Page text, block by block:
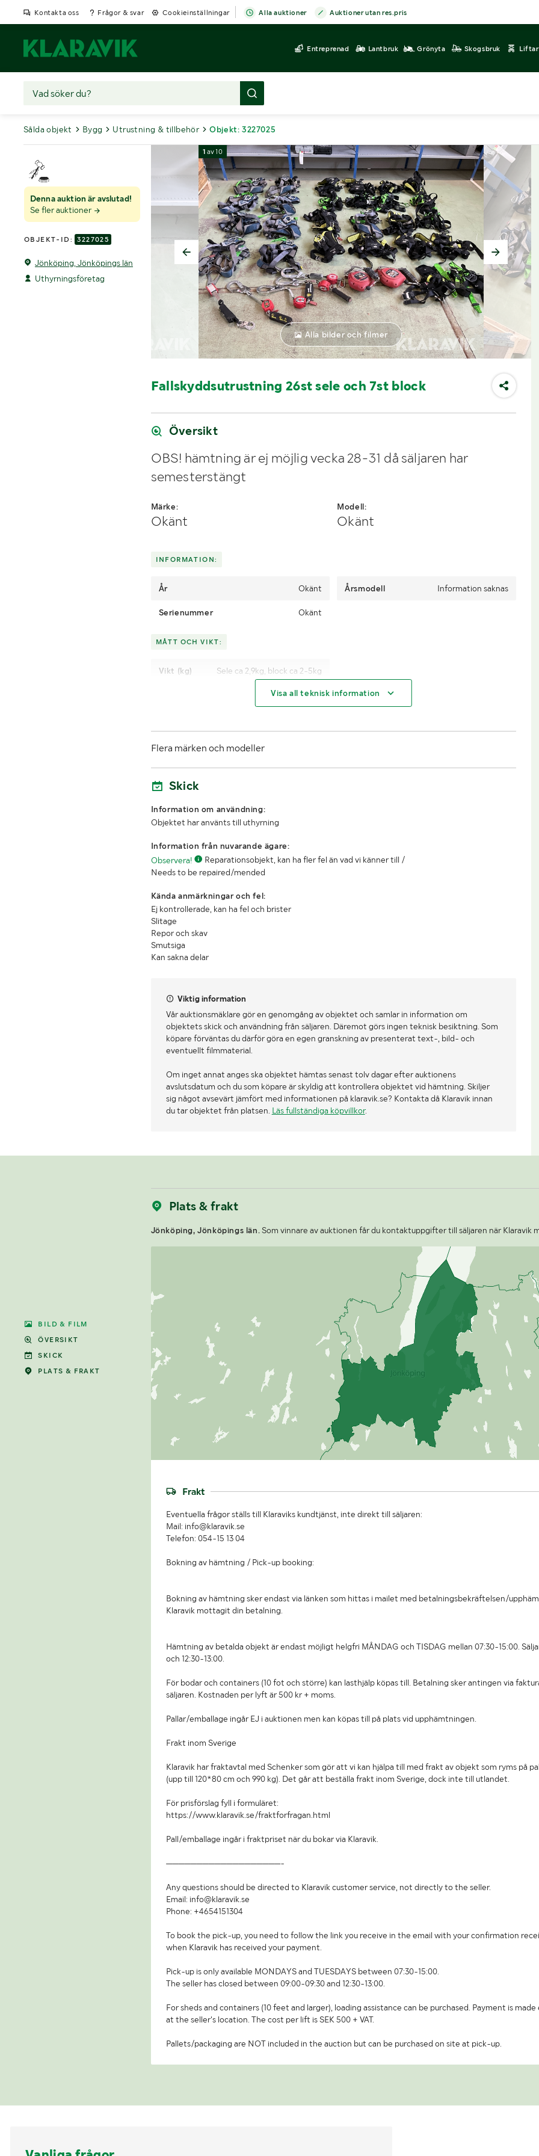
Kontakta oss Frågor & svar Cookieinställningar Alla auktioner Auktioner utan res.pris
Entreprenad Lantbruk Grönyta Skogsbruk Liftar
Sålda objekt Bygg Utrustning & tillbehör Objekt: 3227025
Denna auktion är avslutad!
Se fler auktioner
OBJEKT-ID: 3227025
Jönköping, Jönköpings län
Uthyrningsföretag
BILD & FILM
ÖVERSIKT
SKICK
PLATS & FRAKT
1 av10
Alla bilder och filmer
Fallskyddsutrustning 26st sele och 7st block
Översikt
OBS! hämtning är ej möjlig vecka 28-31 då säljaren har
semesterstängt
Märke:
Okänt
Modell:
Okänt
INFORMATION:
År Okänt Årsmodell Information saknas
Serienummer Okänt
MÅTT OCH VIKT:
Vikt (kg) Sele ca 2,9kg, block ca 2-5kg
Lasthjälp med Lastmaskin
Visa all teknisk information
Flera märken och modeller
Skick
Information om användning:
Objektet har använts till uthyrning
Information från nuvarande ägare:
Observera!
Reparationsobjekt, kan ha fler fel än vad vi känner till /
Needs to be repaired/mended
Kända anmärkningar och fel:
Ej kontrollerade, kan ha fel och brister
Slitage
Repor och skav
Smutsiga
Kan sakna delar
Viktig information
Vår auktionsmäklare gör en genomgång av objektet och samlar in information om
objektets skick och användning från säljaren. Däremot görs ingen teknisk besiktning. Som
köpare förväntas du därför göra en egen granskning av presenterat text-, bild- och
eventuellt filmmaterial.
Om inget annat anges ska objektet hämtas senast tolv dagar efter auktionens
avslutsdatum och du som köpare är skyldig att kontrollera objektet vid hämtning. Skiljer
sig något avsevärt jämfört med informationen på klaravik.se? Kontakta då Klaravik innan
du tar objektet från platsen. Läs fullständiga köpvillkor.
Plats & frakt
Jönköping, Jönköpings län. Som vinnare av auktionen får du kontaktuppgifter till säljaren när Klaravik
Frakt
Eventuella frågor ställs till Klaraviks kundtjänst, inte direkt till säljaren:
Mail: info@klaravik.se
Telefon: 054-15 13 04
Bokning av hämtning / Pick-up booking:
Bokning av hämtning sker endast via länken som hittas i mailet med betalningsbekräftelsen/
Klaravik mottagit din betalning.
Hämtning av betalda objekt är endast möjligt helgfri MÅNDAG och TISDAG mellan 07:30-15:00.
och 12:30-13:00.
För bodar och containers (10 fot och större) kan lasthjälp köpas till. Betalning sker antingen via
säljaren. Kostnaden per lyft är 500 kr + moms.
Pallar/emballage ingår EJ i auktionen men kan köpas till på plats vid upphämtningen.
Frakt inom Sverige
Klaravik har fraktavtal med Schenker som gör att vi kan hjälpa till med frakt av objekt som ryms på
(upp till 120*80 cm och 990 kg). Det går att beställa frakt inom Sverige, dock inte till utlandet.
För prisförslag fyll i formuläret:
https://www.klaravik.se/fraktforfragan.html
Pall/emballage ingår i fraktpriset när du bokar via Klaravik.
———————————————————-
Any questions should be directed to Klaravik customer service, not directly to the seller.
Email: info@klaravik.se
Phone: +4654151304
To book the pick-up, you need to follow the link you receive in the email with your confirmation
when Klaravik has received your payment.
Pick-up is only available MONDAYS and TUESDAYS between 07:30-15:00.
The seller has closed between 09:00-09:30 and 12:30-13:00.
For sheds and containers (10 feet and larger), loading assistance can be purchased. Payment is
at the seller's location. The cost per lift is SEK 500 + VAT.
Pallets/packaging are NOT included in the auction but can be purchased on site at pick-up.